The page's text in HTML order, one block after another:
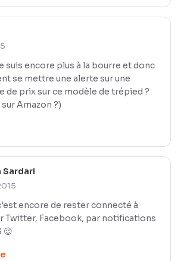
suis encore plus à la bourre et donc
se mettre une alerte sur une
de prix sur ce modèle de trépied ?
Amazon ?)
Sardari
encore de rester connecté à
Twitter, Facebook, par notifications
😉